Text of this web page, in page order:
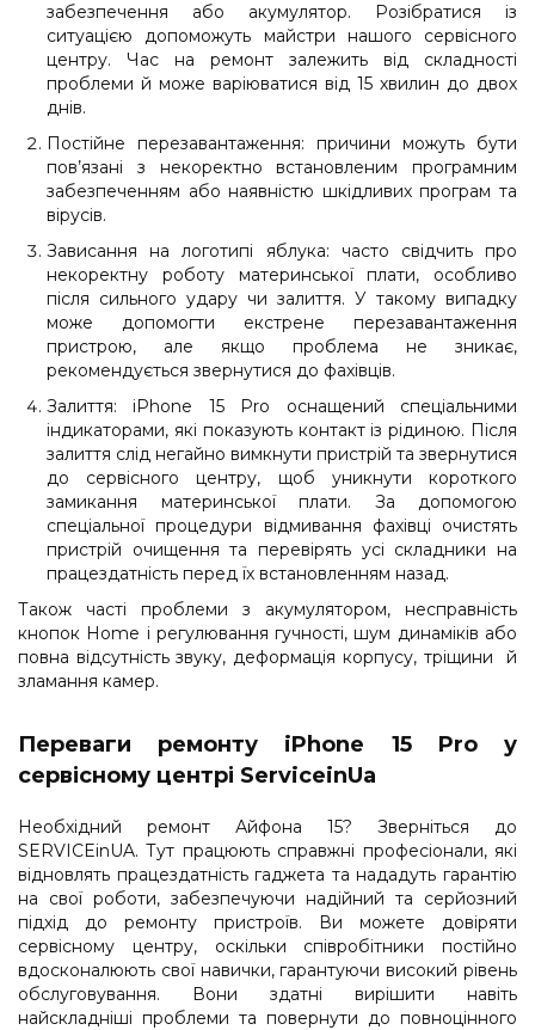
забезпечення або акумулятор. Розібратися із
ситуацією допоможуть майстри нашого сервісного
центру. Час на ремонт залежить від складності
проблеми й може варіюватися від 15 хвилин до двох
днів.
Постійне перезавантаження: причини можуть бути
пов’язані з некоректно встановленим програмним
забезпеченням або наявністю шкідливих програм та
вірусів.
Зависання на логотипі яблука: часто свідчить про
некоректну роботу материнської плати, особливо
після сильного удару чи залиття. У такому випадку
може допомогти екстрене перезавантаження
пристрою, але якщо проблема не зникає,
рекомендується звернутися до фахівців.
Залиття: iPhone 15 Pro оснащений спеціальними
індикаторами, які показують контакт із рідиною. Після
залиття слід негайно вимкнути пристрій та звернутися
до сервісного центру, щоб уникнути короткого
замикання материнської плати. За допомогою
спеціальної процедури відмивання фахівці очистять
пристрій очищення та перевірять усі складники на
працездатність перед їх встановленням назад.
Також часті проблеми з акумулятором, несправність
кнопок Home і регулювання гучності, шум динаміків або
повна відсутність звуку, деформація корпусу, тріщини й
зламання камер.
Переваги ремонту iPhone 15 Pro у
сервісному центрі ServiceinUa
Необхідний ремонт Айфона 15? Зверніться до
SERVICEinUA. Тут працюють справжні професіонали, які
відновлять працездатність гаджета та нададуть гарантію
на свої роботи, забезпечуючи надійний та серйозний
підхід до ремонту пристроїв. Ви можете довіряти
сервісному центру, оскільки співробітники постійно
вдосконалюють свої навички, гарантуючи високий рівень
обслуговування. Вони здатні вирішити навіть
найскладніші проблеми та повернути до повноцінного